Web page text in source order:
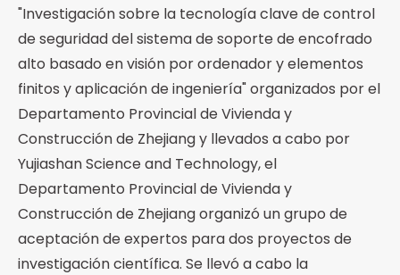
"Investigación sobre la tecnología clave de control
de seguridad del sistema de soporte de encofrado
alto basado en visión por ordenador y elementos
finitos y aplicación de ingeniería" organizados por el
Departamento Provincial de Vivienda y
Construcción de Zhejiang y llevados a cabo por
Yujiashan Science and Technology, el
Departamento Provincial de Vivienda y
Construcción de Zhejiang organizó un grupo de
aceptación de expertos para dos proyectos de
investigación científica. Se llevó a cabo la